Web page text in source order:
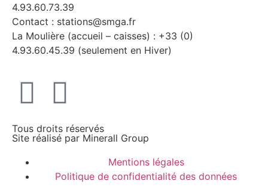
4.93.60.73.39
Contact : stations@smga.fr
La Moulière (accueil – caisses) : +33 (0)
4.93.60.45.39 (seulement en Hiver)
Tous droits réservés
Site réalisé par Minerall Group
Mentions légales
Politique de confidentialité des données